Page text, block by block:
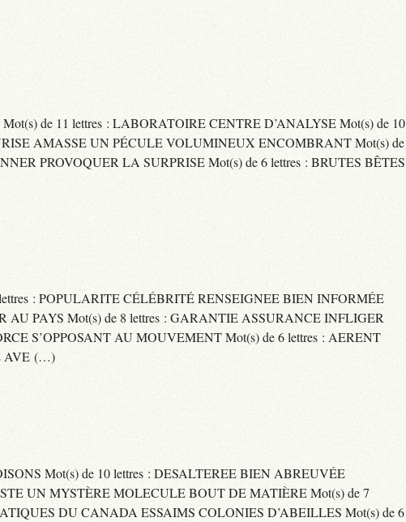
de 11 lettres : LABORATOIRE CENTRE D’ANALYSE Mot(s) de 10
AMASSE UN PÉCULE VOLUMINEUX ENCOMBRANT Mot(s) de
PROVOQUER LA SURPRISE Mot(s) de 6 lettres : BRUTES BÊTES
: POPULARITE CÉLÉBRITÉ RENSEIGNEE BIEN INFORMÉE
PAYS Mot(s) de 8 lettres : GARANTIE ASSURANCE INFLIGER
S’OPPOSANT AU MOUVEMENT Mot(s) de 6 lettres : AERENT
AVE (…)
Mot(s) de 10 lettres : DESALTEREE BIEN ABREUVÉE
UN MYSTÈRE MOLECULE BOUT DE MATIÈRE Mot(s) de 7
DU CANADA ESSAIMS COLONIES D’ABEILLES Mot(s) de 6